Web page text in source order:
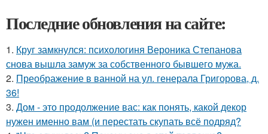
Последние обновления на сайте:
1. Круг замкнулся: психологиня Вероника Степанова
снова вышла замуж за собственного бывшего мужа.
2. Преображение в ванной на ул. генерала Григорова, д.
36!
3. Дом - это продолжение вас: как понять, какой декор
нужен именно вам (и перестать скупать всё подряд?